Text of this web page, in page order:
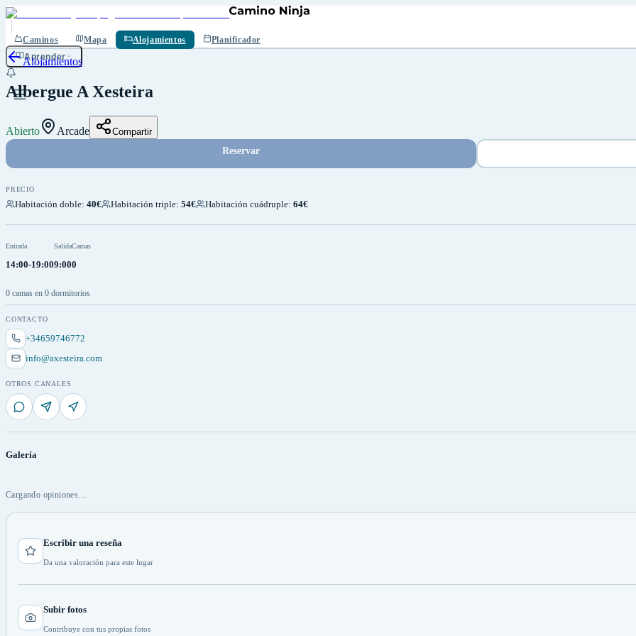
Caminos Mapa Alojamientos
Planificador
Aprender
Alojamientos
Albergue A Xesteira
Abierto Arcade Compartir
Guardar
Reservar
PRECIO
Habitación doble: 40€ Habitación triple: 54€ Habitación cuádruple: 64€
Entrada
14:00-19:00
Salida
9:00
Camas
0
0 camas en 0 dormitorios
CONTACTO
+34659746772
info@axesteira.com
OTROS CANALES
Galería
Cargando opiniones…
Escribir una reseña
Da una valoración para este lugar
Subir fotos
Contribuye con tus propias fotos